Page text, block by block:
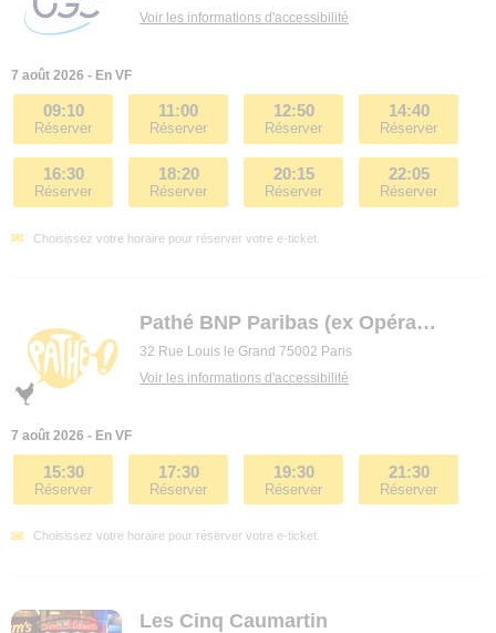
Voir les informations d'accessibilité
7 août 2026 - En VF
09:10
Réserver
11:00
Réserver
12:50
Réserver
14:40
Réserver
16:30
Réserver
18:20
Réserver
20:15
Réserver
22:05
Réserver
Choisissez votre horaire pour réserver votre e-ticket.
Pathé BNP Paribas (ex Opéra premier)
32 Rue Louis le Grand 75002 Paris
Voir les informations d'accessibilité
7 août 2026 - En VF
15:30
Réserver
17:30
Réserver
19:30
Réserver
21:30
Réserver
Choisissez votre horaire pour réserver votre e-ticket.
Les Cinq Caumartin